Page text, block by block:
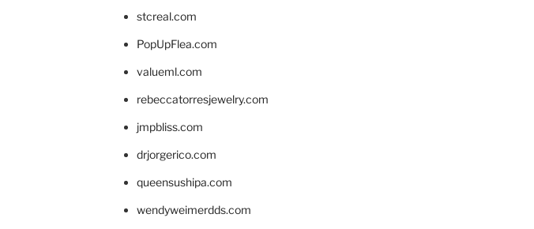
stcreal.com
PopUpFlea.com
valueml.com
rebeccatorresjewelry.com
jmpbliss.com
drjorgerico.com
queensushipa.com
wendyweimerdds.com